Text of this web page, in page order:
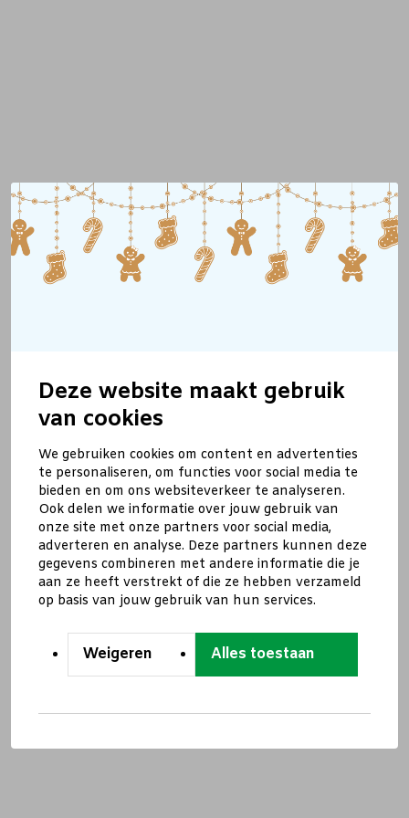
Deze website maakt gebruik
van cookies
We gebruiken cookies om content en advertenties
te personaliseren, om functies voor social media te
bieden en om ons websiteverkeer te analyseren.
Ook delen we informatie over jouw gebruik van
onze site met onze partners voor social media,
adverteren en analyse. Deze partners kunnen deze
gegevens combineren met andere informatie die je
aan ze heeft verstrekt of die ze hebben verzameld
op basis van jouw gebruik van hun services.
Weigeren Alles toestaan